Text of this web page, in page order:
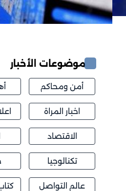
موضوعات الأخبار
أمن ومحاكم
اخبار المراة
الاقتصاد
تكنالوجيا
عالم التواصل